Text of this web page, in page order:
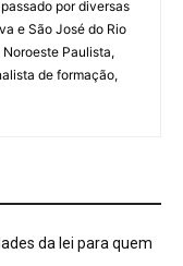
por diversas
e São José do Rio
Paulista,
de formação,
da lei para quem